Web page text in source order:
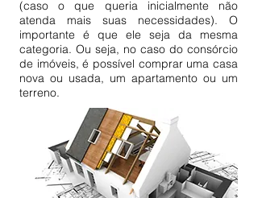
(caso o que queria inicialmente não
atenda mais suas necessidades). O
importante é que ele seja da mesma
categoria. Ou seja, no caso do consórcio
de imóveis, é possível comprar uma casa
nova ou usada, um apartamento ou um
terreno.